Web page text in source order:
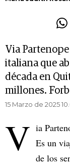
Via
italiana que
década en
millones.
15 Marzo de 2025
V ia
Es un
de los